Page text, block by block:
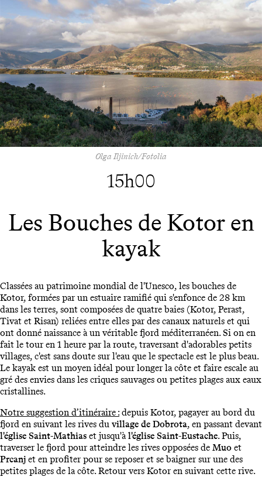
Olga Iljinich/Fotolia
15h00
Les Bouches de Kotor en
kayak
Classées au patrimoine mondial de l'Unesco, les bouches de
Kotor, formées par un estuaire ramifié qui s'enfonce de 28 km
dans les terres, sont composées de quatre baies (Kotor, Perast,
Tivat et Risan) reliées entre elles par des canaux naturels et qui
ont donné naissance à un véritable fjord méditerranéen. Si on en
fait le tour en 1 heure par la route, traversant d'adorables petits
villages, c'est sans doute sur l'eau que le spectacle est le plus beau.
Le kayak est un moyen idéal pour longer la côte et faire escale au
gré des envies dans les criques sauvages ou petites plages aux eaux
cristallines.
Notre suggestion d’itinéraire :depuis Kotor, pagayer au bord du
fjord en suivant les rives du village de Dobrota, en passant devant
l'église Saint-Mathias et jusqu'àl'église Saint-Eustache. Puis,
traverser le fjord pour atteindre les rives opposées de Muo et
Prcanj et en profiter pour se reposer et se baigner sur une des
petites plages de la côte. Retour vers Kotor en suivant cette rive.